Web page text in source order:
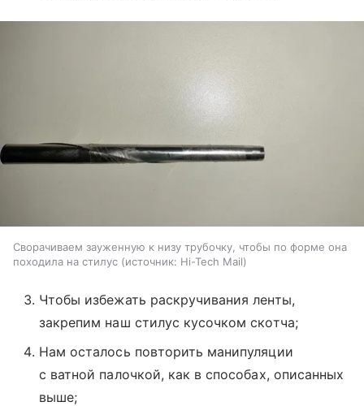
Сворачиваем зауженную к низу трубочку, чтобы по форме она
походила на стилус
источник: Hi-Tech Mail
Чтобы избежать раскручивания ленты,
закрепим наш стилус кусочком скотча;
Нам осталось повторить манипуляции
с ватной палочкой, как в способах, описанных
выше;